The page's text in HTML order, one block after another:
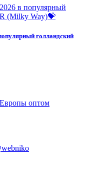
голландский
Европы оптом